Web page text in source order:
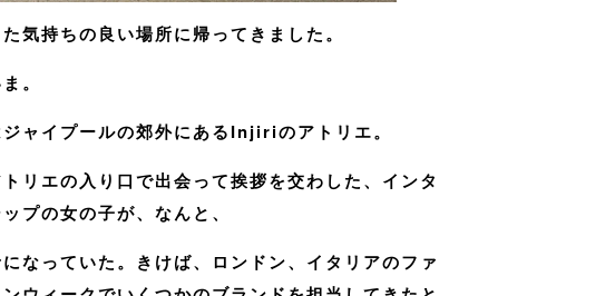
気持ちの良い場所に帰ってきました。
。
ャイプールの郊外にあるInjiriのアトリエ。
リエの入り口で出会って挨拶を交わした、インタ
プの女の子が、なんと、
なっていた。きけば、ロンドン、イタリアのファ